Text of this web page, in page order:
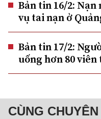
Bản tin 16/2:
vụ tai nạn ở
Bản tin 17/2:
uống hơn 80 viên
CÙNG